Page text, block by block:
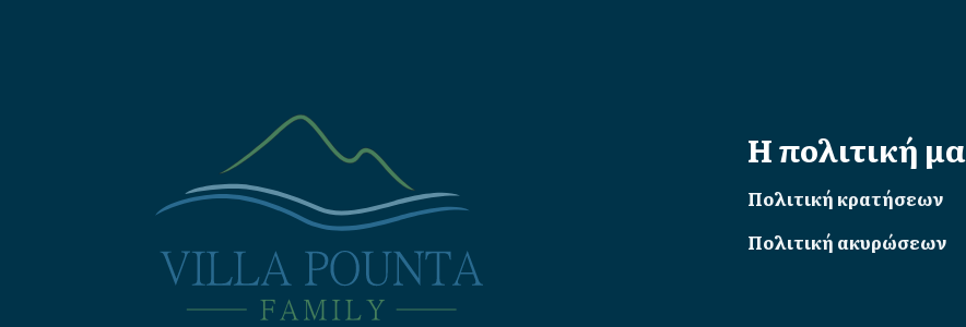
Η πολιτική
Πολιτική κρατήσεων
Πολιτική ακυρώσεων